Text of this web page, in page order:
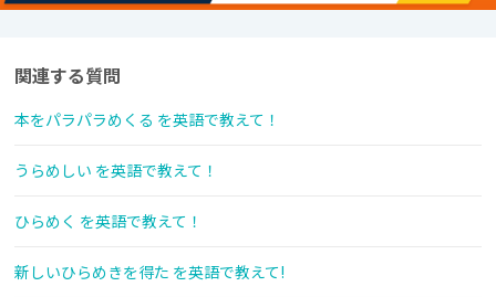
関連する質問
本をパラパラめくる を英語で教えて！
うらめしい を英語で教えて！
ひらめく を英語で教えて！
新しいひらめきを得た を英語で教えて!